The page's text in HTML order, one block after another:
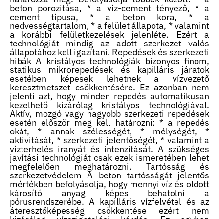
beton porozitása, * a víz-cement tényező, * a
cement típusa, * a beton kora, * a
nedvességtartalom, * a felület állapota, * valamint
a korábbi felületkezelések jelenléte. Ezért a
technológiát mindig az adott szerkezet valós
állapotához kell igazítani. Repedések és szerkezeti
hibák A kristályos technológiák bizonyos finom,
statikus mikrorepedések és kapilláris járatok
esetében képesek lehetnek a vízvezető
keresztmetszet csökkentésére. Ez azonban nem
jelenti azt, hogy minden repedés automatikusan
kezelhető kizárólag kristályos technológiával.
Aktív, mozgó vagy nagyobb szerkezeti repedések
esetén először meg kell határozni: * a repedés
okát, * annak szélességét, * mélységét, *
aktivitását, * szerkezeti jelentőségét, * valamint a
vízterhelés irányát és intenzitását. A szükséges
javítási technológiát csak ezek ismeretében lehet
megfelelően meghatározni. Tartósság és
szerkezetvédelem A beton tartósságát jelentős
mértékben befolyásolja, hogy mennyi víz és oldott
károsító anyag képes behatolni a
pórusrendszerébe. A kapilláris vízfelvétel és az
áteresztőképesség csökkentése ezért nem